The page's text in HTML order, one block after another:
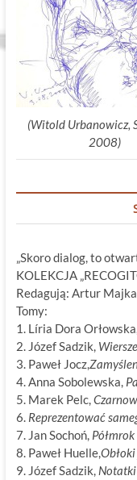
(Witold Urbanowicz,
2008)
„Skoro dialog, to
KOLEKCJA
Redagują: Artur
Tomy:
1. Líria Dora
2. Józef Sadzik, Wiersze
3. Paweł Jocz,
4. Anna Sobolewska,
5. Marek Pelc,
6. Reprezentować
7. Jan Sochoń, Półmrok
8. Paweł Huelle,
9. Józef Sadzik,